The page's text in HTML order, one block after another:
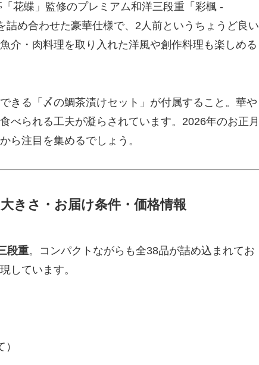
花蝶」監修のプレミアム和洋三段重「彩楓 -
め合わせた豪華仕様で、2人前というちょうど良い
介・肉料理を取り入れた洋風や創作料理も楽しめる
きる「〆の鯛茶漬けセット」が付属すること。華や
べられる工夫が凝らされています。2026年のお正月
ら注目を集めるでしょう。
きさ・お届け条件・価格情報
段重。コンパクトながらも全38品が詰め込まれてお
しています。